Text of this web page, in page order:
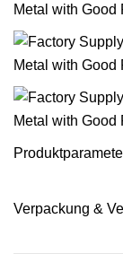
Verpackung &